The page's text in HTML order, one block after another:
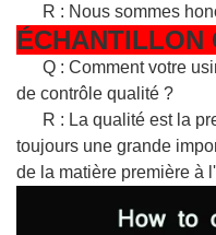
R : Nous sommes
ÉCHANTILLON
Q : Comment votre
de contrôle qualité ?
R : La qualité est la
toujours une grande
de la matière première à